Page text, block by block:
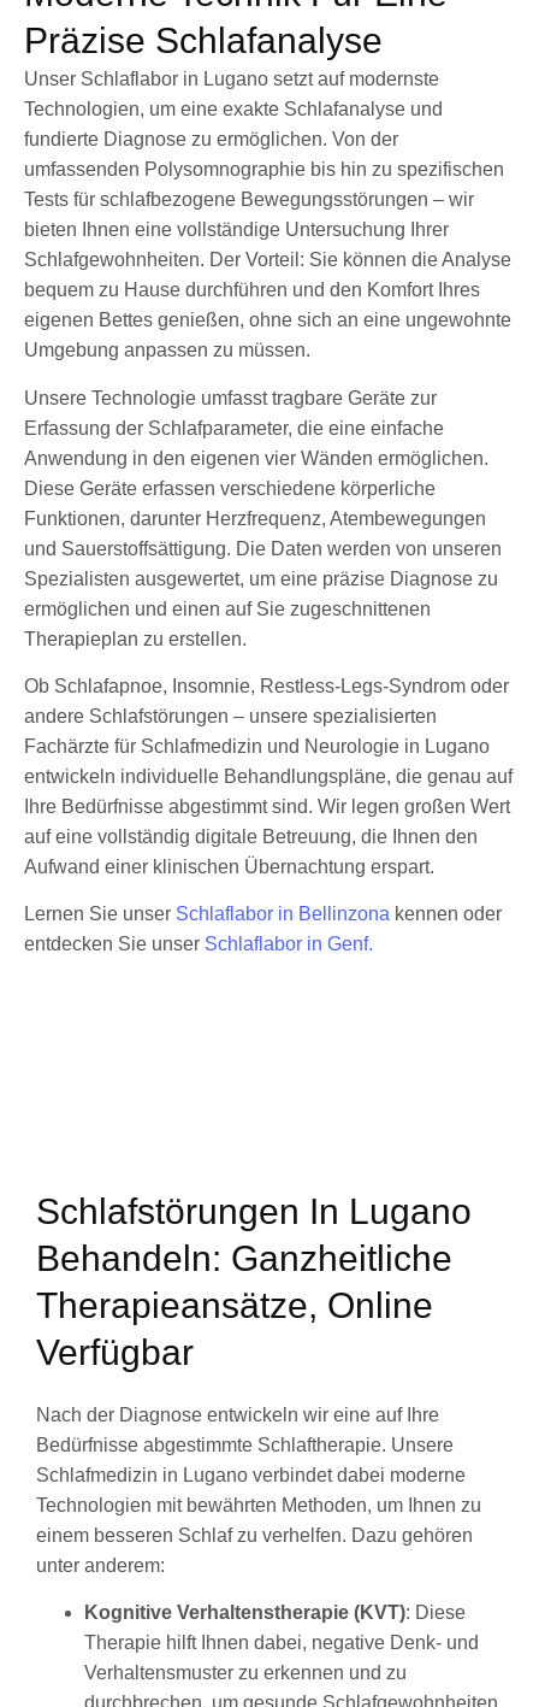
Präzise Schlafanalyse
Unser Schlaflabor in Lugano setzt auf modernste
Technologien, um eine exakte Schlafanalyse und
fundierte Diagnose zu ermöglichen. Von der
umfassenden Polysomnographie bis hin zu spezifischen
Tests für schlafbezogene Bewegungsstörungen – wir
bieten Ihnen eine vollständige Untersuchung Ihrer
Schlafgewohnheiten. Der Vorteil: Sie können die Analyse
bequem zu Hause durchführen und den Komfort Ihres
eigenen Bettes genießen, ohne sich an eine ungewohnte
Umgebung anpassen zu müssen.
Unsere Technologie umfasst tragbare Geräte zur
Erfassung der Schlafparameter, die eine einfache
Anwendung in den eigenen vier Wänden ermöglichen.
Diese Geräte erfassen verschiedene körperliche
Funktionen, darunter Herzfrequenz, Atembewegungen
und Sauerstoffsättigung. Die Daten werden von unseren
Spezialisten ausgewertet, um eine präzise Diagnose zu
ermöglichen und einen auf Sie zugeschnittenen
Therapieplan zu erstellen.
Ob Schlafapnoe, Insomnie, Restless-Legs-Syndrom oder
andere Schlafstörungen – unsere spezialisierten
Fachärzte für Schlafmedizin und Neurologie in Lugano
entwickeln individuelle Behandlungspläne, die genau auf
Ihre Bedürfnisse abgestimmt sind. Wir legen großen Wert
auf eine vollständig digitale Betreuung, die Ihnen den
Aufwand einer klinischen Übernachtung erspart.
Lernen Sie unser Schlaflabor in Bellinzona kennen oder
entdecken Sie unser Schlaflabor in Genf.
Schlafstörungen In Lugano
Behandeln: Ganzheitliche
Therapieansätze, Online
Verfügbar
Nach der Diagnose entwickeln wir eine auf Ihre
Bedürfnisse abgestimmte Schlaftherapie. Unsere
Schlafmedizin in Lugano verbindet dabei moderne
Technologien mit bewährten Methoden, um Ihnen zu
einem besseren Schlaf zu verhelfen. Dazu gehören
unter anderem:
Kognitive Verhaltenstherapie (KVT): Diese
Therapie hilft Ihnen dabei, negative Denk- und
Verhaltensmuster zu erkennen und zu